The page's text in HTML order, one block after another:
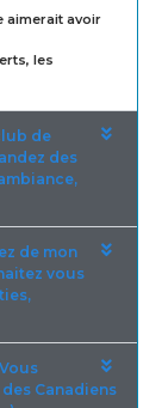
aimerait avoir
les
de
des
de mon
vous
Canadiens